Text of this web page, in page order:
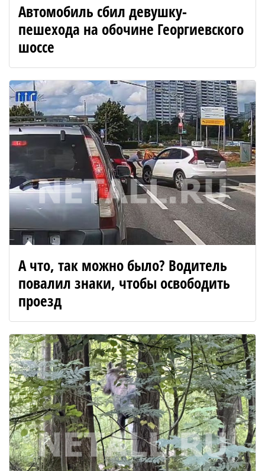
Автомобиль сбил девушку-
пешехода на обочине Георгиевского
шоссе
А что, так можно было? Водитель
повалил знаки, чтобы освободить
проезд